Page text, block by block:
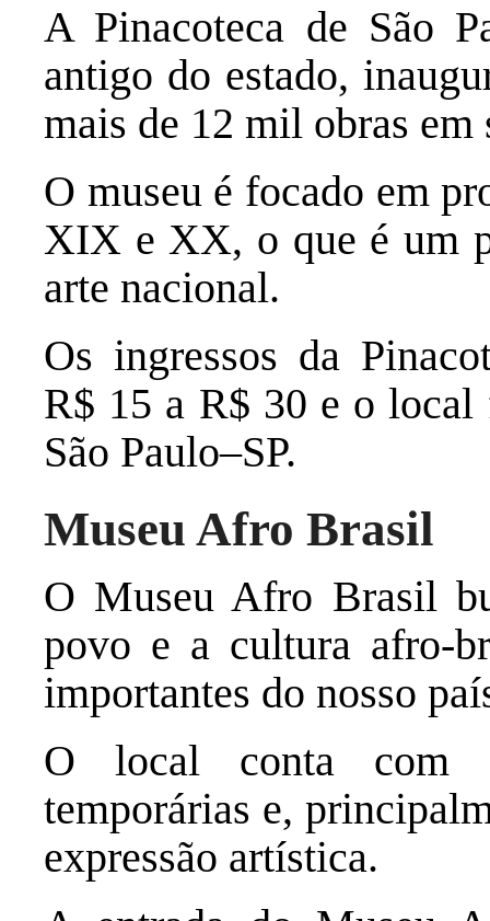
A Pinacoteca de São
antigo do estado,
mais de 12 mil obras em
O museu é focado em
XIX e XX, o que é um
arte nacional.
Os ingressos da
R$ 15 a R$ 30 e o
São Paulo–SP.
Museu Afro Brasil
O Museu Afro Brasil
povo e a cultura afro-
importantes do nosso
O local conta com
temporárias e,
expressão artística.